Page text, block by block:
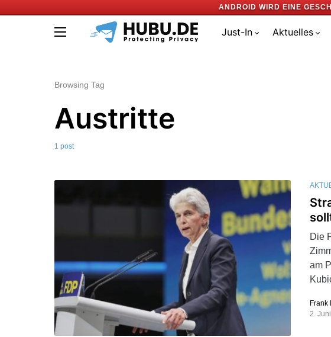
ANDROID WIRD EINE
Just-In Aktuelles
Browsing Tag
Austritte
1 post
Die
am
Frank
2.